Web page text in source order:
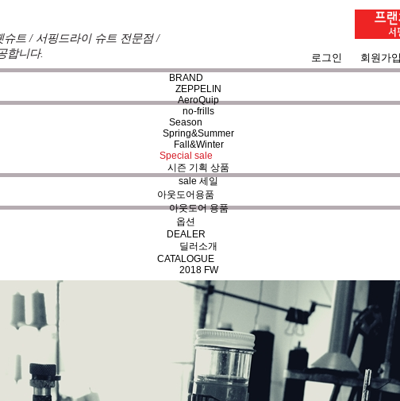
트 / 서핑드라이 슈트 전문점 /
합니다.
로그인 회원가입
BRAND
ZEPPELIN
AeroQuip
no-frills
Season
Spring&Summer
Fall&Winter
Special sale
시즌 기획 상품
sale 세일
아웃도어용품
아웃도어 용품
옵션
DEALER
딜러소개
CATALOGUE
2018 FW
시즌 진화한 슈트를 개발하여 서핑라이프의 즐거움을 대화하는
불만, 불안, 의문